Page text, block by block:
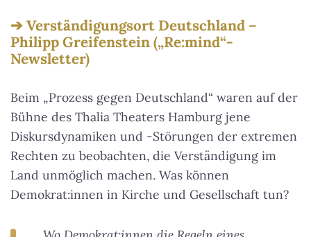
Verständigungsort Deutschland –
Philipp Greifenstein („Re:mind“-
Newsletter)
Beim „Prozess gegen Deutschland“ waren auf der
Bühne des Thalia Theaters Hamburg jene
Diskursdynamiken und -Störungen der extremen
Rechten zu beobachten, die Verständigung im
Land unmöglich machen. Was können
Demokrat:innen in Kirche und Gesellschaft tun?